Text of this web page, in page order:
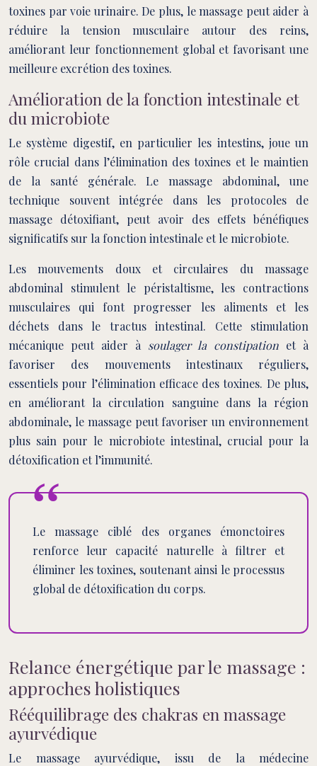
toxines par voie urinaire. De plus, le massage peut aider à
réduire la tension musculaire autour des reins,
améliorant leur fonctionnement global et favorisant une
meilleure excrétion des toxines.
Amélioration de la fonction intestinale et
du microbiote
Le système digestif, en particulier les intestins, joue un
rôle crucial dans l’élimination des toxines et le maintien
de la santé générale. Le massage abdominal, une
technique souvent intégrée dans les protocoles de
massage détoxifiant, peut avoir des effets bénéfiques
significatifs sur la fonction intestinale et le microbiote.
Les mouvements doux et circulaires du massage
abdominal stimulent le péristaltisme, les contractions
musculaires qui font progresser les aliments et les
déchets dans le tractus intestinal. Cette stimulation
mécanique peut aider à soulager la constipation et à
favoriser des mouvements intestinaux réguliers,
essentiels pour l’élimination efficace des toxines. De plus,
en améliorant la circulation sanguine dans la région
abdominale, le massage peut favoriser un environnement
plus sain pour le microbiote intestinal, crucial pour la
détoxification et l’immunité.
Le massage ciblé des organes émonctoires
renforce leur capacité naturelle à filtrer et
éliminer les toxines, soutenant ainsi le processus
global de détoxification du corps.
Relance énergétique par le massage :
approches holistiques
Rééquilibrage des chakras en massage
ayurvédique
Le massage ayurvédique, issu de la médecine